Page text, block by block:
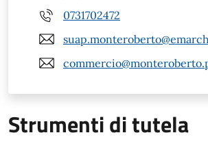
0731702472
Strumenti di tutela